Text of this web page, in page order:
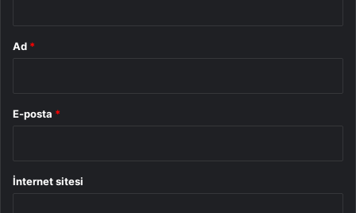
Ad *
E-posta *
İnternet sitesi